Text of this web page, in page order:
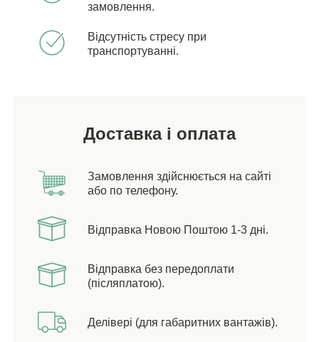
замовлення.
Відсутність стресу при
транспортуванні.
Доставка і оплата
Замовлення здійснюється на сайті
або по телефону.
Відправка Новою Поштою 1-3 дні.
Відправка без передоплати
(післяплатою).
Делівері (для габаритних вантажів).